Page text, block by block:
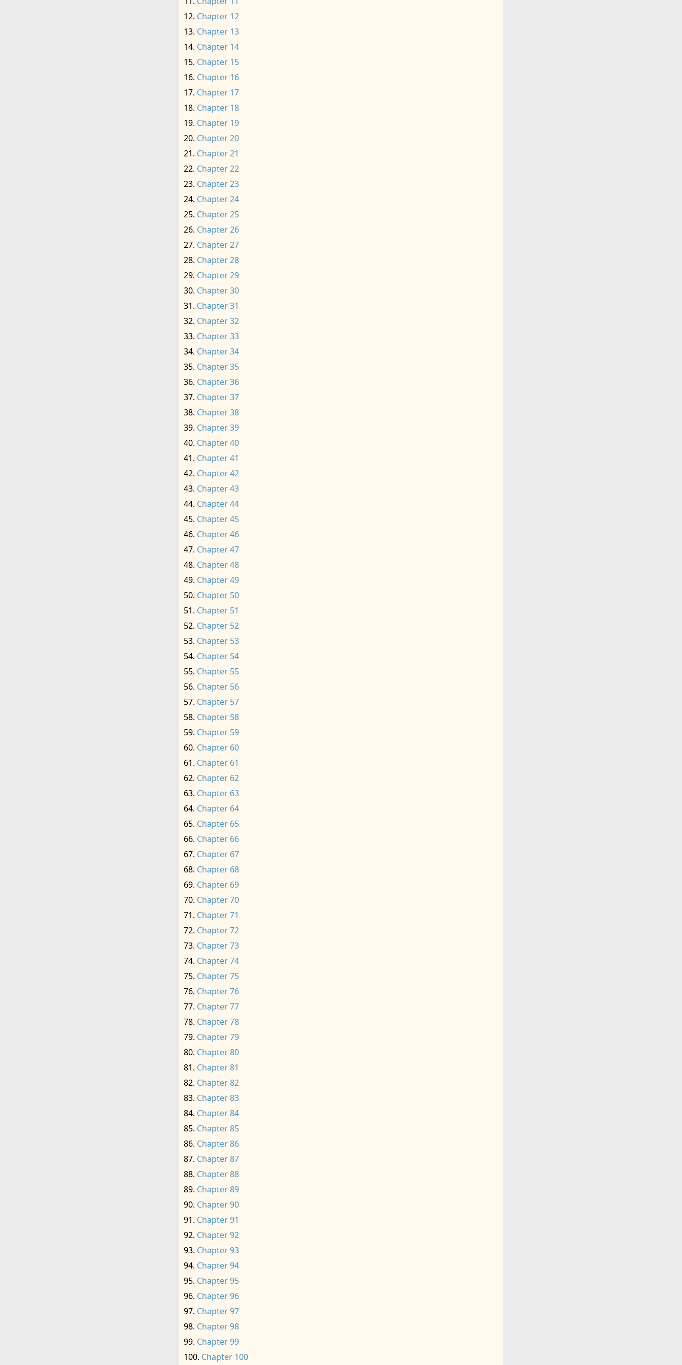
Chapter 12
Chapter 13
Chapter 14
Chapter 15
Chapter 16
Chapter 17
Chapter 18
Chapter 19
Chapter 20
Chapter 21
Chapter 22
Chapter 23
Chapter 24
Chapter 25
Chapter 26
Chapter 27
Chapter 28
Chapter 29
Chapter 30
Chapter 31
Chapter 32
Chapter 33
Chapter 34
Chapter 35
Chapter 36
Chapter 37
Chapter 38
Chapter 39
Chapter 40
Chapter 41
Chapter 42
Chapter 43
Chapter 44
Chapter 45
Chapter 46
Chapter 47
Chapter 48
Chapter 49
Chapter 50
Chapter 51
Chapter 52
Chapter 53
Chapter 54
Chapter 55
Chapter 56
Chapter 57
Chapter 58
Chapter 59
Chapter 60
Chapter 61
Chapter 62
Chapter 63
Chapter 64
Chapter 65
Chapter 66
Chapter 67
Chapter 68
Chapter 69
Chapter 70
Chapter 71
Chapter 72
Chapter 73
Chapter 74
Chapter 75
Chapter 76
Chapter 77
Chapter 78
Chapter 79
Chapter 80
Chapter 81
Chapter 82
Chapter 83
Chapter 84
Chapter 85
Chapter 86
Chapter 87
Chapter 88
Chapter 89
Chapter 90
Chapter 91
Chapter 92
Chapter 93
Chapter 94
Chapter 95
Chapter 96
Chapter 97
Chapter 98
Chapter 99
Chapter 100